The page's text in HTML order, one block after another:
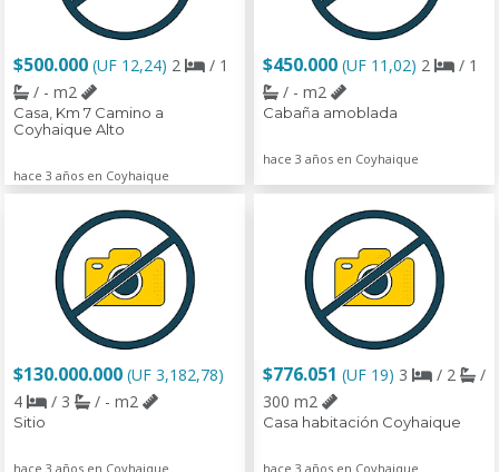
$500.000 (UF 12,24) 2
/ 1
/ - m2
Casa, Km 7 Camino a
Coyhaique Alto
hace 3 años en Coyhaique
$450.000 (UF 11,02) 2
/ 1
/ - m2
Cabaña amoblada
hace 3 años en Coyhaique
$130.000.000 (UF 3,182,78)
4
/ 3 / - m2
Sitio
hace 3 años en Coyhaique
$776.051 (UF 19) 3 / 2
/
300 m2
Casa habitación Coyhaique
hace 3 años en Coyhaique